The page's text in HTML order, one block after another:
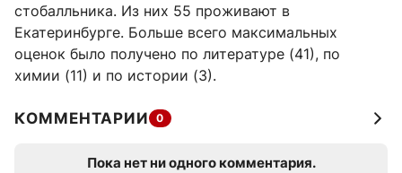
стобалльника. Из них 55 проживают в
Екатеринбурге. Больше всего максимальных
оценок было получено по литературе (41), по
химии (11) и по истории (3).
КОММЕНТАРИИ 0
Пока нет ни одного комментария.